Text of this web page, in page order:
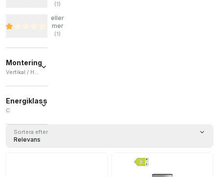
(1)
eller
mer
(1)
Montering
Vertikal / Horisontell
Energiklass
C
Sortera efter
Relevans